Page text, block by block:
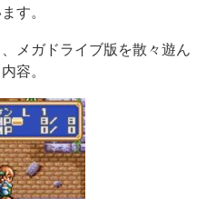
す。
メガドライブ版を散々遊ん
容。